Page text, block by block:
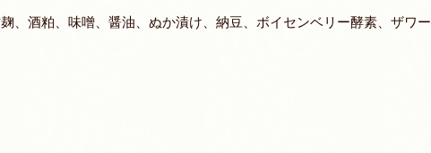
、酒粕、味噌、醤油、ぬか漬け、納豆、ボイセンベリー酵素、ザワー